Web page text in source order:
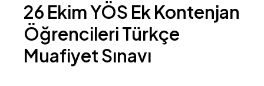
26 Ekim YÖS Ek Kontenjan
Öğrencileri Türkçe
Muafiyet Sınavı